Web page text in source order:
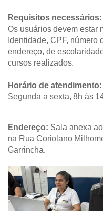
Requisitos necessários:
Os usuários devem estar
Identidade, CPF, número
endereço, de
cursos realizados.
Horário de atendimento:
Segunda a sexta, 8h às
Endereço: Sala anexa
na Rua Coriolano
Garrincha.